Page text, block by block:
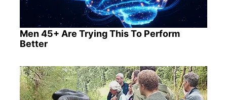
Men 45+ Are Trying This To Perform
Better